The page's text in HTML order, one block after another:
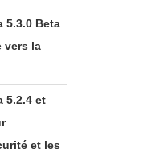
5.3.0 Beta
vers la
5.2.4 et
et les